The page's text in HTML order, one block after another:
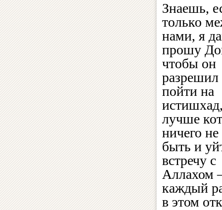
Знаешь,
только
нами, я
прошу
чтобы он
пойти на
лучше
ничего
быть и
встречу с
Аллахом
каждый
в этом